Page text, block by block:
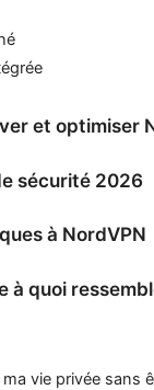
et optimiser
sécurité 2026
à NordVPN
à quoi
vie privée sans